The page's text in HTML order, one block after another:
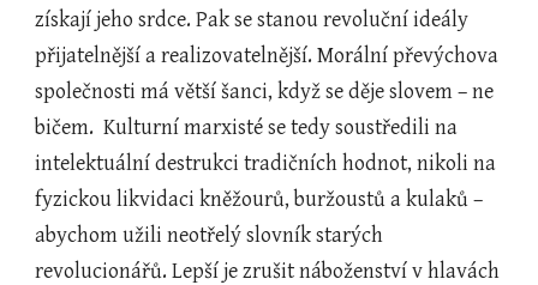
získají jeho srdce. Pak se stanou revoluční ideály
přijatelnější a realizovatelnější. Morální převýchova
společnosti má větší šanci, když se děje slovem – ne
bičem.  Kulturní marxisté se tedy soustředili na
intelektuální destrukci tradičních hodnot, nikoli na
fyzickou likvidaci kněžourů, buržoustů a kulaků –
abychom užili neotřelý slovník starých
revolucionářů. Lepší je zrušit náboženství v hlavách